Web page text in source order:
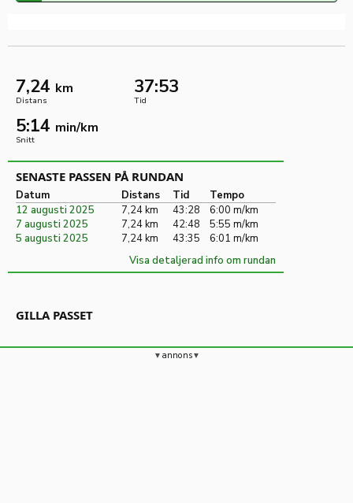
7,24 km
Distans
37:53
Tid
5:14 min/km
Snitt
SENASTE PASSEN PÅ RUNDAN
Datum Distans Tid
Tempo
12 augusti 2025
7,24 km 43:28
6:00 m/km
7 augusti 2025
7,24 km 42:48
5:55 m/km
5 augusti 2025
7,24 km 43:35
6:01 m/km
Visa detaljerad info om rundan
GILLA PASSET
annons